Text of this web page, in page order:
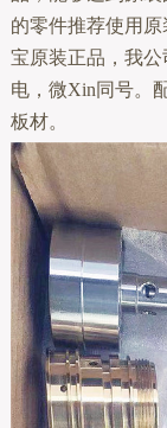
的零件推荐使用
宝原装正品，我
电，微Xin同号。
板材。